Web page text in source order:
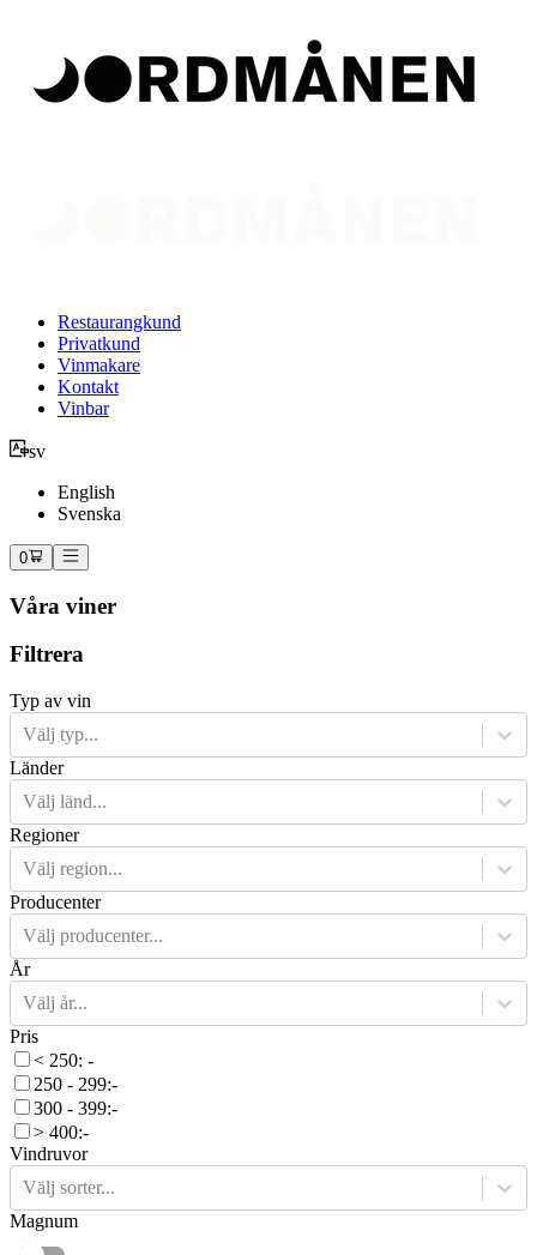
Restaurangkund
Privatkund
Vinmakare
Kontakt
Vinbar
sv
English
Svenska
0
Våra viner
Filtrera
Typ av vin
Välj typ...
Länder
Välj länd...
Regioner
Välj region...
Producenter
Välj producenter...
År
Välj år...
Pris
< 250: -
250 - 299:-
300 - 399:-
> 400:-
Vindruvor
Välj sorter...
Magnum